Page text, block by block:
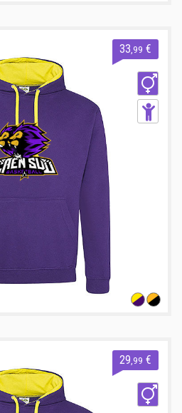
33 ,99 €
29 ,99 €